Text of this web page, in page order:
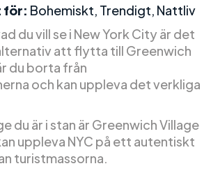
för: Bohemiskt, Trendigt, Nattliv
du vill se i New York City är det
att flytta till Greenwich
du borta från
och kan uppleva det verkliga
du är i stan är Greenwich Village
uppleva NYC på ett autentiskt
turistmassorna.